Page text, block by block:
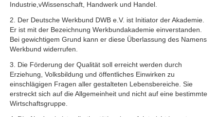
Industrie,vWissenschaft, Handwerk und Handel.
2. Der Deutsche Werkbund DWB e.V. ist Initiator der Akademie.
Er ist mit der Bezeichnung Werkbundakademie einverstanden.
Bei gewichtigem Grund kann er diese Überlassung des Namens
Werkbund widerrufen.
3. Die Förderung der Qualität soll erreicht werden durch
Erziehung, Volksbildung und öffentliches Einwirken zu
einschlägigen Fragen aller gestalteten Lebensbereiche. Sie
erstreckt sich auf die Allgemeinheit und nicht auf eine bestimmte
Wirtschaftsgruppe.